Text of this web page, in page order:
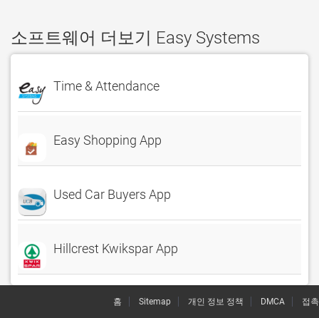
소프트웨어 더보기 Easy Systems
Time & Attendance
Easy Shopping App
Used Car Buyers App
Hillcrest Kwikspar App
홈 Sitemap 개인 정보 정책 DMCA 접촉